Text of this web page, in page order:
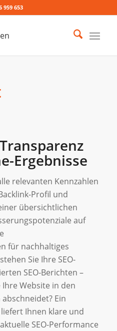
959 653
Ergebnisse
relevanten Kennzahlen
Profil und
übersichtlichen
auf
für nachhaltiges
Sie Ihre SEO-
SEO-Berichten –
Ihre Website in den
Ein
Ihnen klare und
SEO-Performance